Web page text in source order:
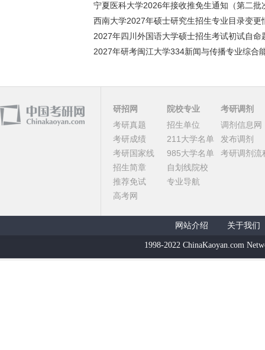
宁夏医科大学2026年接收推免生通知（第二批
西南大学2027年硕士研究生招生专业目录变更
2027年四川外国语大学硕士招生考试初试自命
2027年研考闽江大学334新闻与传播专业综合
研招网
考研真题
考研成绩
考研国家线
招生简章
推荐免试
高考网
院校专业
招生单位
211大学名单
985大学名单
自划线院校
专业导航
考研调剂
调剂信息网
发布调剂
考研调剂流
网站介绍 关于我们
1998-2022 ChinaKaoyan.com